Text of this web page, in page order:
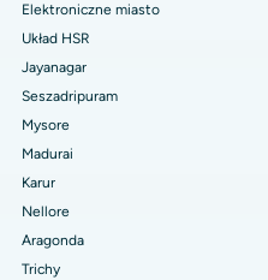
Noida
Ahmedabad
Andhra Pradesh
Road w Bangalore
w Bhubaneswar
w Bilaspur
Elektroniczne miasto
Układ HSR
Jayanagar
Seszadripuram
Mysore
Madurai
Karur
Nellore
Aragonda
Trichy